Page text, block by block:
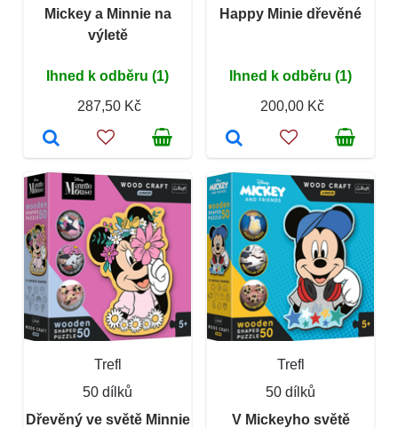
Mickey a Minnie na
výletě
Ihned k odběru (1)
287,50 Kč
Happy Minie dřevěné
Ihned k odběru (1)
200,00 Kč
Trefl
50 dílků
Dřevěný ve světě Minnie
Trefl
50 dílků
V Mickeyho světě